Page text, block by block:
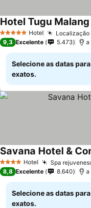
5 Estrelas Hotel Localização
Hotel Tugu Malang
9,3 Excelente 5.473 a
Selecione as datas
exatos.
4 EstrelasHotel Spa
Savana Hotel &
8,8 Excelente 8.640 a
Selecione as datas
exatos.